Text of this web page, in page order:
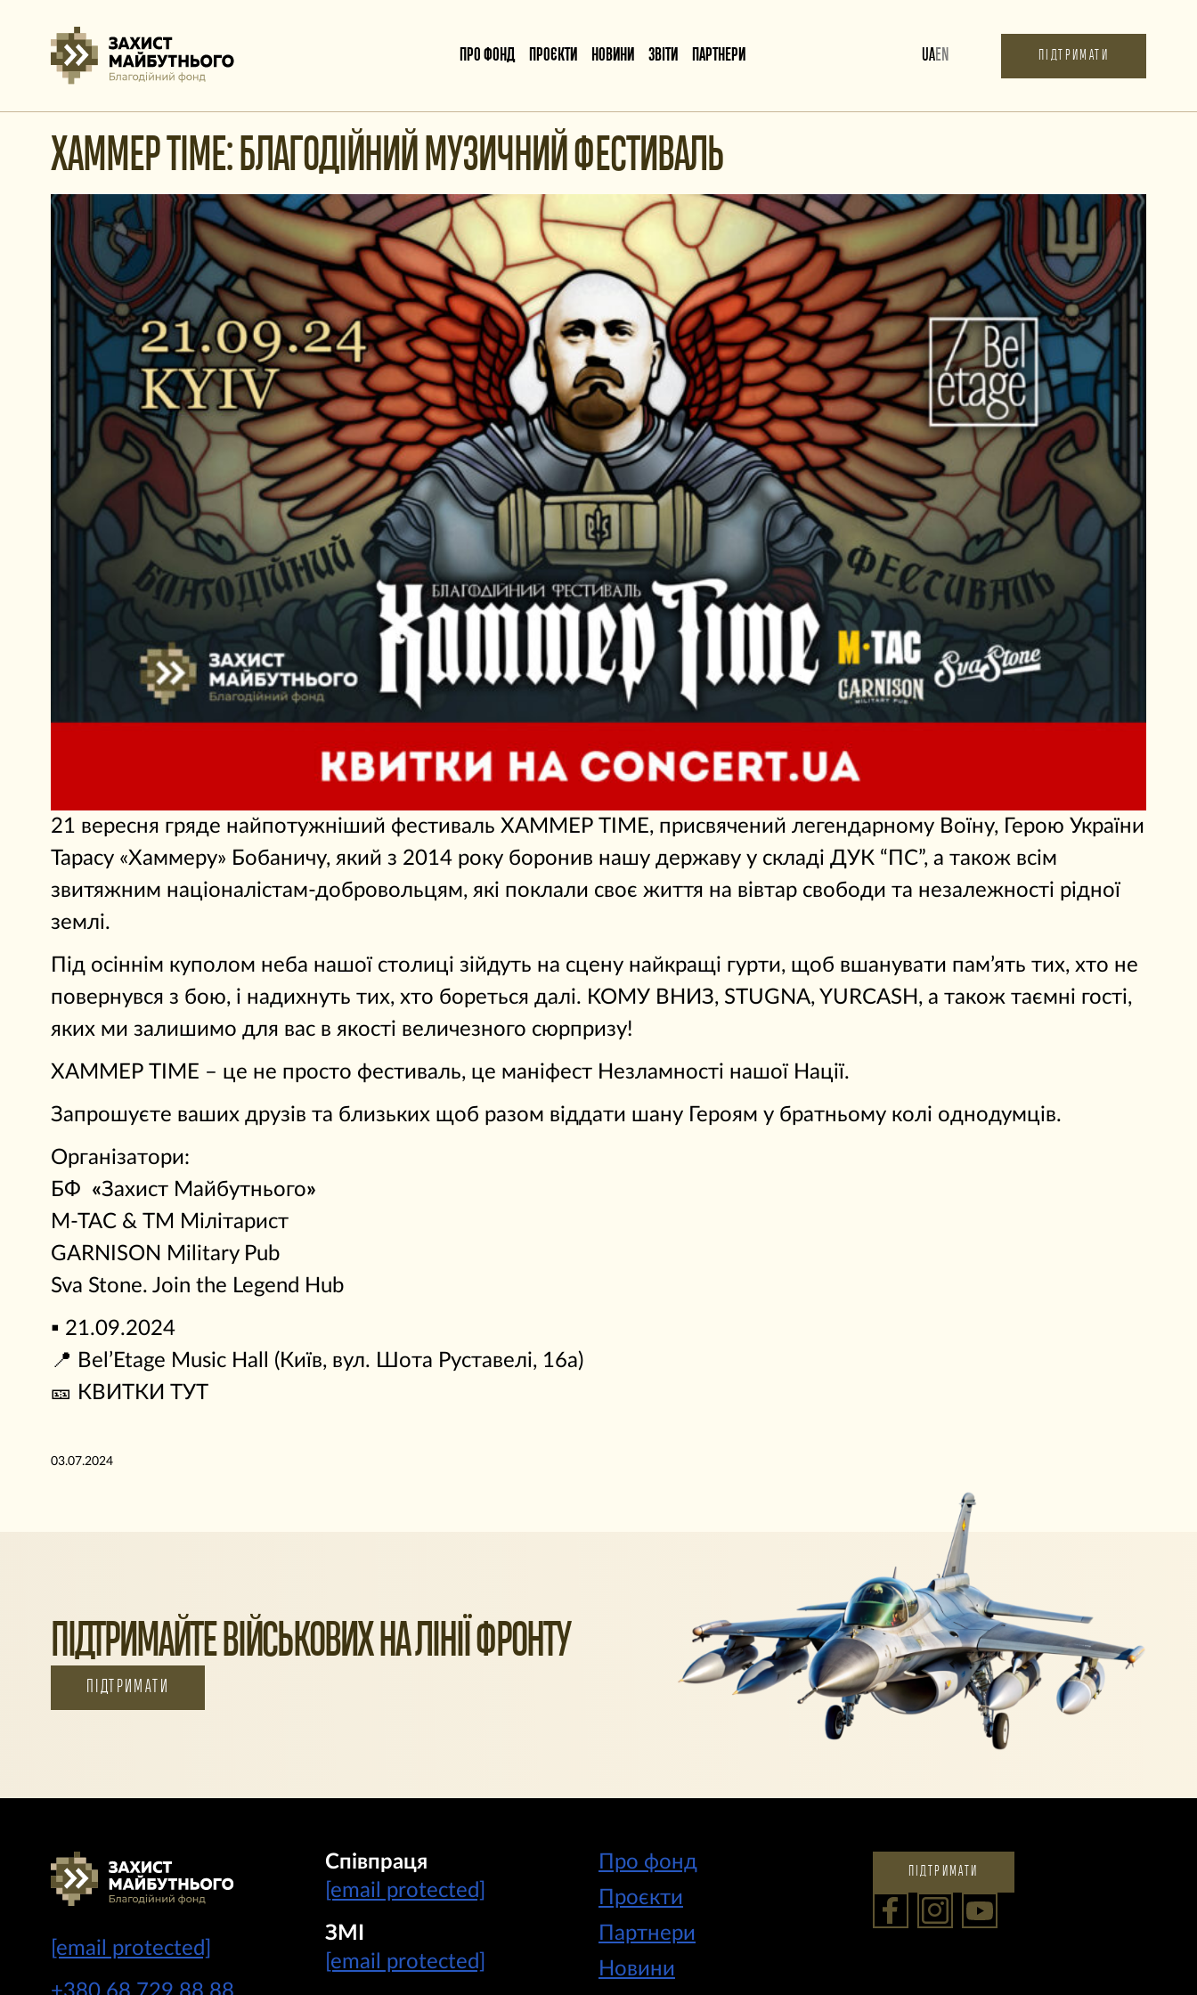
ПРО ФОНД ПРОЄКТИ НОВИНИ ЗВІТИ ПАРТНЕРИ UAEN ПІДТРИМАТИ
ХАММЕР TIME: БЛАГОДІЙНИЙ МУЗИЧНИЙ ФЕСТИВАЛЬ
21 вересня гряде найпотужніший фестиваль ХАММЕР TIME, присвячений легендарному Воїну, Герою України
Тарасу «Хаммеру» Бобаничу, який з 2014 року боронив нашу державу у складі ДУК “ПС”, а також всім
звитяжним націоналістам-добровольцям, які поклали своє життя на вівтар свободи та незалежності рідної
землі.
Під осіннім куполом неба нашої столиці зійдуть на сцену найкращі гурти, щоб вшанувати пам’ять тих, хто не
повернувся з бою, і надихнуть тих, хто бореться далі. КОМУ ВНИЗ, STUGNA, YURCASH, а також таємні гості,
яких ми залишимо для вас в якості величезного сюрпризу!
ХАММЕР TIME – це не просто фестиваль, це маніфест Незламності нашої Нації.
Запрошуєте ваших друзів та близьких щоб разом віддати шану Героям у братньому колі однодумців.
Організатори:
БФ «Захист Майбутнього»
M-TAC & ТМ Мілітарист
GARNISON Military Pub
Sva Stone. Join the Legend Hub
▪️ 21.09.2024
📍 Bel’Etage Music Hall (Київ, вул. Шота Руставелі, 16а)
🎫 КВИТКИ ТУТ
03.07.2024
ПІДТРИМАЙТЕ ВІЙСЬКОВИХ НА ЛІНІЇ ФРОНТУ
ПІДТРИМАТИ
[email protected]
Співпраця
[email protected]
ЗМІ
[email protected]
Про фонд
Проєкти
Партнери
Новини
ПІДТРИМАТИ